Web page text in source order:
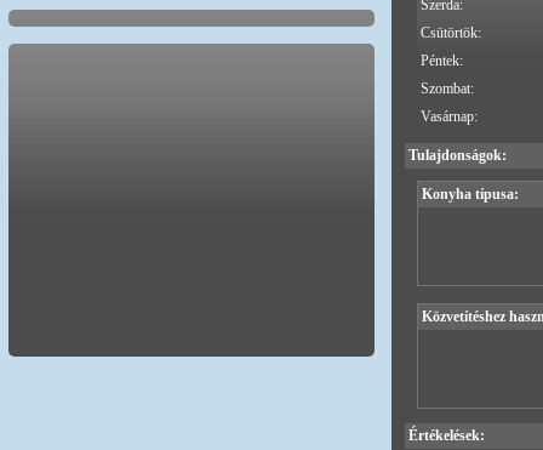
Szerda:
Csütörtök:
Péntek:
Szombat:
Vasárnap:
Tulajdonságok:
Konyha típusa:
Közvetítéshez
Értékelések: